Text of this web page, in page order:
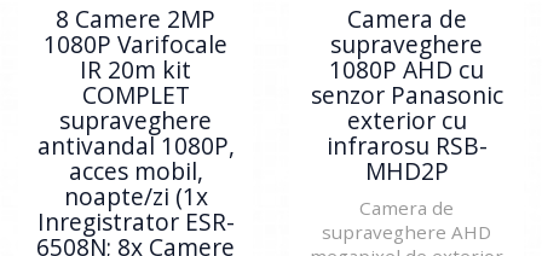
8 Camere 2MP
1080P Varifocale
IR 20m kit
COMPLET
supraveghere
antivandal 1080P,
acces mobil,
noapte/zi (1x
Inregistrator ESR-
6508N; 8x Camere
Camera de
supraveghere
1080P AHD cu
senzor Panasonic
exterior cu
infrarosu RSB-
MHD2P
Camera de
supraveghere AHD